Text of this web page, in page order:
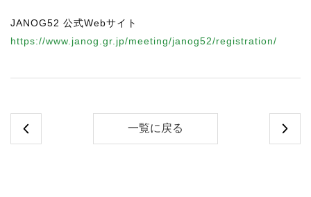
JANOG52 公式Webサイト
https://www.janog.gr.jp/meeting/janog52/registration/
一覧に戻る